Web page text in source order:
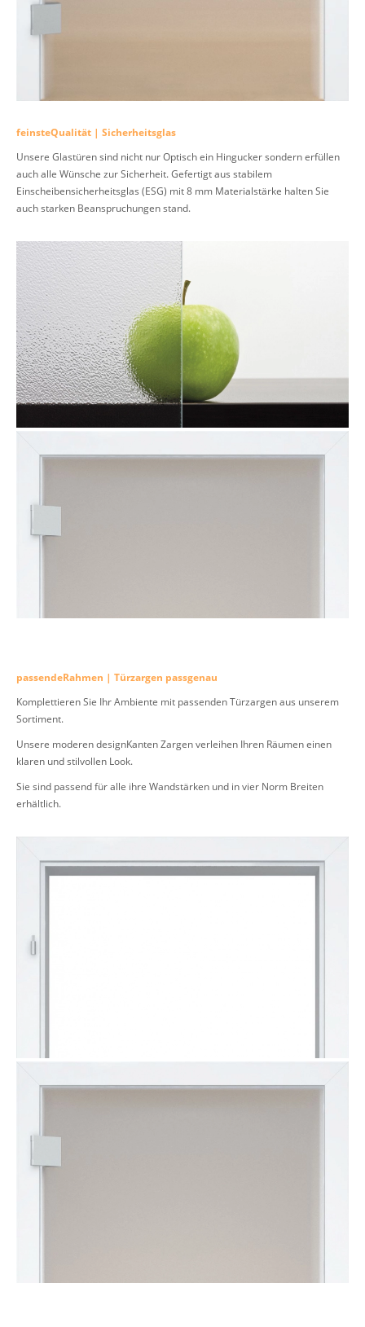
feinsteQualität | Sicherheitsglas
Unsere Glastüren sind nicht nur Optisch ein Hingucker sondern erfüllen
auch alle Wünsche zur Sicherheit. Gefertigt aus stabilem
Einscheibensicherheitsglas (ESG) mit 8 mm Materialstärke halten Sie
auch starken Beanspruchungen stand.
passendeRahmen | Türzargen passgenau
Komplettieren Sie Ihr Ambiente mit passenden Türzargen aus unserem
Sortiment.
Unsere moderen designKanten Zargen verleihen Ihren Räumen einen
klaren und stilvollen Look.
Sie sind passend für alle ihre Wandstärken und in vier Norm Breiten
erhältlich.